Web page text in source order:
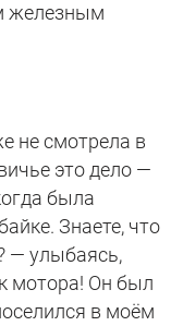
железным
не смотрела в
это дело —
была
Знаете, что
— улыбаясь,
мотора! Он был
в моём